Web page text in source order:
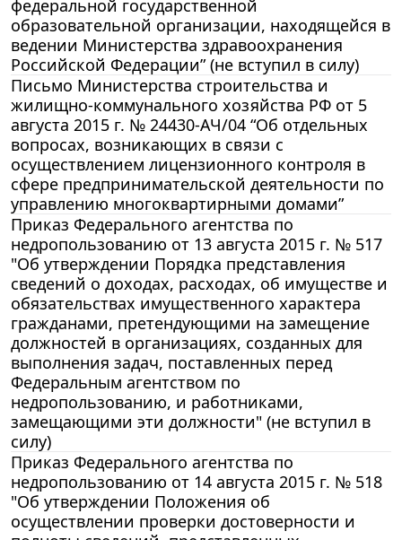
федеральной государственной
образовательной организации, находящейся в
ведении Министерства здравоохранения
Российской Федерации” (не вступил в силу)
Письмо Министерства строительства и
жилищно-коммунального хозяйства РФ от 5
августа 2015 г. № 24430-АЧ/04 “Об отдельных
вопросах, возникающих в связи с
осуществлением лицензионного контроля в
сфере предпринимательской деятельности по
управлению многоквартирными домами”
Приказ Федерального агентства по
недропользованию от 13 августа 2015 г. № 517
"Об утверждении Порядка представления
сведений о доходах, расходах, об имуществе и
обязательствах имущественного характера
гражданами, претендующими на замещение
должностей в организациях, созданных для
выполнения задач, поставленных перед
Федеральным агентством по
недропользованию, и работниками,
замещающими эти должности" (не вступил в
силу)
Приказ Федерального агентства по
недропользованию от 14 августа 2015 г. № 518
"Об утверждении Положения об
осуществлении проверки достоверности и